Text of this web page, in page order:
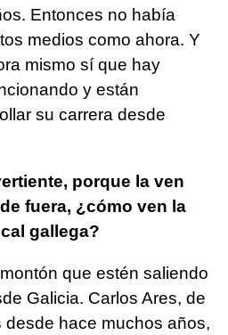
Entonces no había
medios como ahora. Y
mismo sí que hay
y están
su carrera desde
porque la ven
fuera, ¿cómo ven la
gallega?
que estén saliendo
Galicia. Carlos Ares, de
hace muchos años,